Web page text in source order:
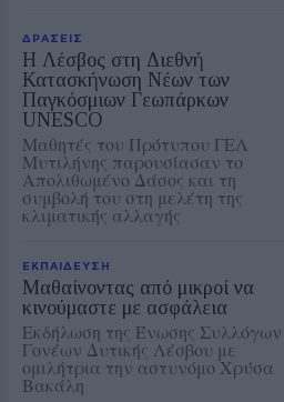
ΔΡΑΣΕΙΣ
Η Λέσβος στη Διεθνή
Κατασκήνωση Νέων των
Παγκόσμιων Γεωπάρκων
UNESCO
Μαθητές του Πρότυπου ΓΕΛ
Μυτιλήνης παρουσίασαν το
Απολιθωμένο Δάσος και τη
συμβολή του στη μελέτη της
κλιματικής αλλαγής
ΕΚΠΑΙΔΕΥΣΗ
Μαθαίνοντας από μικροί να
κινούμαστε με ασφάλεια
Εκδήλωση της Ένωσης Συλλόγων
Γονέων Δυτικής Λέσβου με
ομιλήτρια την αστυνόμο Χρύσα
Βακάλη